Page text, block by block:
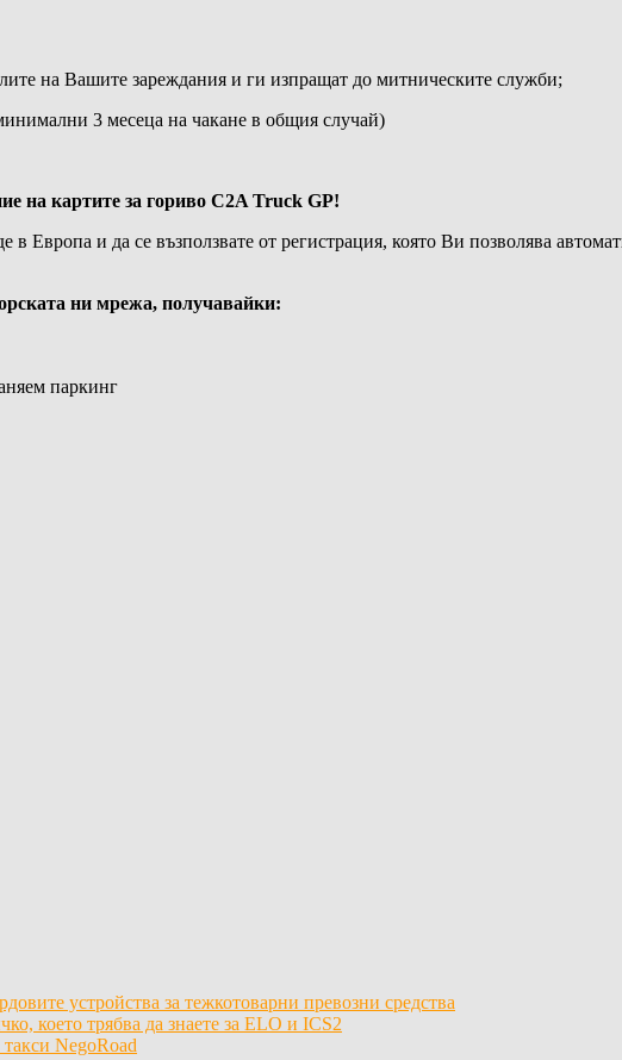
на Вашите зареждания и ги изпращат до митническите служби;
3 месеца на чакане в общия случай)
на картите за гориво C2A Truck GP!
Европа и да се възползвате от регистрация, която Ви позволява
ни мрежа, получавайки:
паркинг
устройства за тежкотоварни превозни средства
което трябва да знаете за ELO и ICS2
NegoRoad